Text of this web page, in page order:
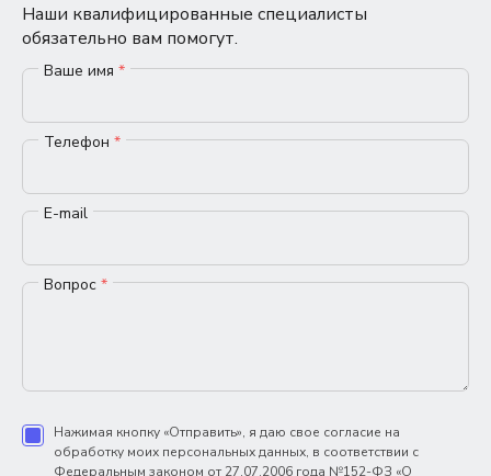
Наши квалифицированные специалисты
обязательно вам помогут.
Ваше имя *
Телефон *
E-mail
Вопрос *
Нажимая кнопку «Отправить», я даю свое согласие на
обработку моих персональных данных, в соответствии с
Федеральным законом от 27.07.2006 года №152-ФЗ «О